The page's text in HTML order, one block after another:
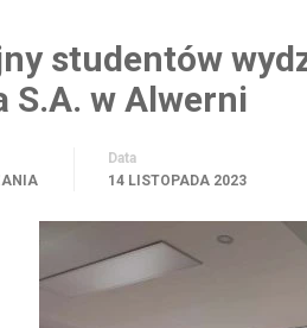
studentów
S.A. w Alwerni
Data
14 LISTOPADA 2023